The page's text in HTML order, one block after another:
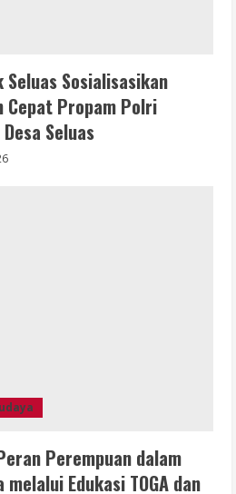
Sosialisasikan
Cepat Propam Polri
Seluas
Perempuan dalam
Edukasi TOGA dan